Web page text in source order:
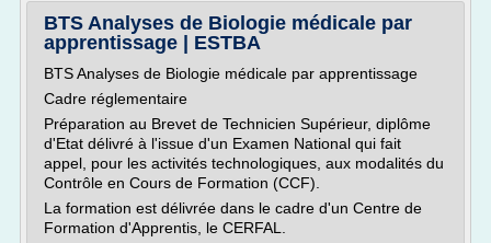
BTS Analyses de Biologie médicale par
apprentissage | ESTBA
BTS Analyses de Biologie médicale par apprentissage
Cadre réglementaire
Préparation au Brevet de Technicien Supérieur, diplôme
d'Etat délivré à l'issue d'un Examen National qui fait
appel, pour les activités technologiques, aux modalités du
Contrôle en Cours de Formation (CCF).
La formation est délivrée dans le cadre d'un Centre de
Formation d'Apprentis, le CERFAL.